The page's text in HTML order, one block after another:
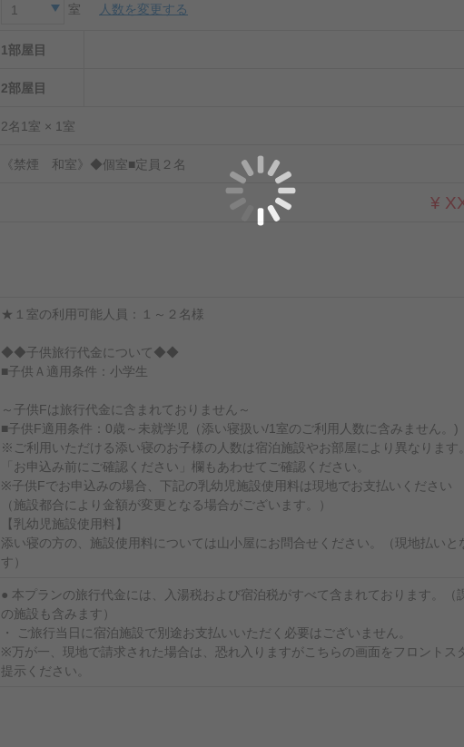
1 室 人数を変更する
1部屋目
2部屋目
2名1室 × 1室
《禁煙 和室》◆個室■定員２名
¥
★１室の利用可能人員：１～２名様
◆◆子供旅行代金について◆◆
■子供Ａ適用条件：小学生
～子供Fは旅行代金に含まれておりません～
■子供F適用条件：0歳～未就学児（添い寝扱い/1室のご利用人数に含みません。)
※ご利用いただける添い寝のお子様の人数は宿泊施設やお部屋により異なります
「お申込み前にご確認ください」欄もあわせてご確認ください。
※子供Fでお申込みの場合、下記の乳幼児施設使用料は現地でお支払いください
（施設都合により金額が変更となる場合がございます。）
【乳幼児施設使用料】
添い寝の方の、施設使用料については山小屋にお問合せください。（現地払いと
す）
● 本プランの旅行代金には、入湯税および宿泊税がすべて含まれております。（
の施設も含みます）
・ ご旅行当日に宿泊施設で別途お支払いいただく必要はございません。
※万が一、現地で請求された場合は、恐れ入りますがこちらの画面をフロントス
提示ください。